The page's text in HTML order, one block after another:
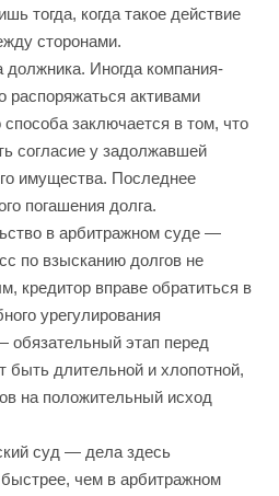
тогда, когда такое действие
сторонами.
Иногда компания-
распоряжаться активами
заключается в том, что
согласие у задолжавшей
имущества. Последнее
погашения долга.
в арбитражном суде —
по взысканию долгов не
кредитор вправе обратиться в
урегулирования
обязательный этап перед
быть длительной и хлопотной,
на положительный исход
суд — дела здесь
чем в арбитражном